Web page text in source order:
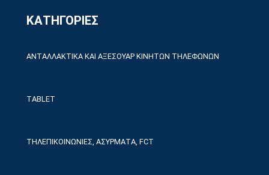
ΚΑΤΗΓΟΡΙΕΣ
ΑΝΤΑΛΛΑΚΤΙΚΑ ΚΑΙ ΑΞΕΣΟΥΑΡ ΚΙΝΗΤΩΝ ΤΗΛΕΦΩΝΩΝ
TABLET
ΤΗΛΕΠΙΚΟΙΝΩΝΙΕΣ, ΑΣΥΡΜΑΤΑ, FCT